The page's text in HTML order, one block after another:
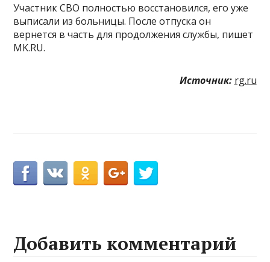
Участник СВО полностью восстановился, его уже
выписали из больницы. После отпуска он
вернется в часть для продолжения службы, пишет
MK.RU.
Источник: rg.ru
Добавить комментарий